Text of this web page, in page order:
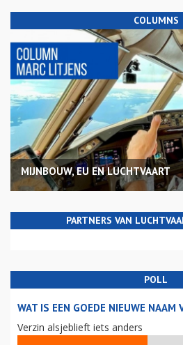
COLUMNS
MIJNBOUW, EU EN LUCHTVAART
PARTNERS VAN
POLL
WAT IS EEN GOEDE NIEUWE NAAM
Verzin alsjeblieft iets anders